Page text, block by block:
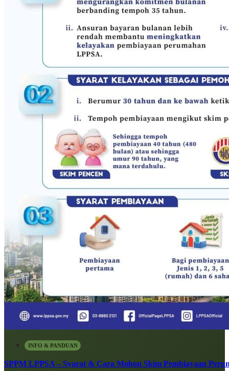
INFO & PANDUAN
SPPM LPPSA – Syarat & Cara Mohon Skim Pembiayaan